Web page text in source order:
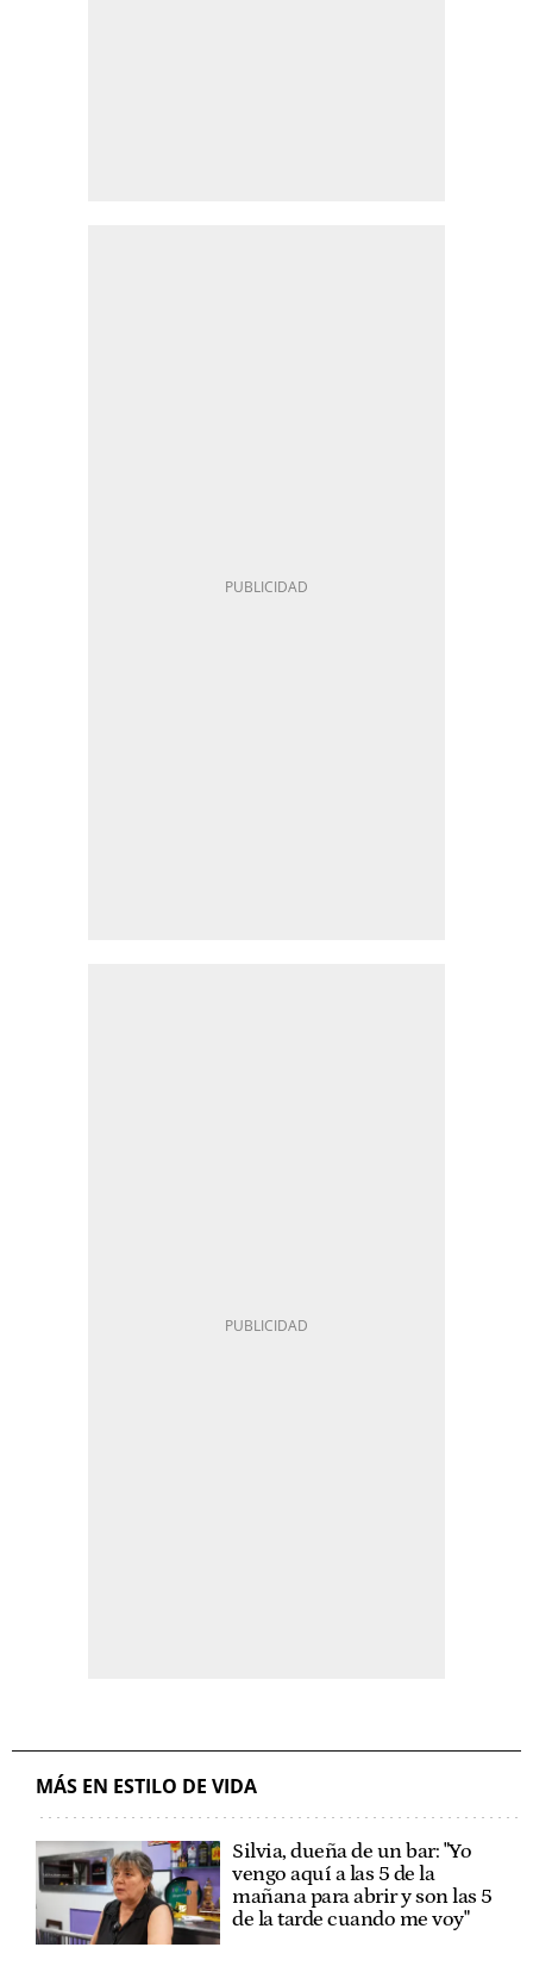
MÁS EN ESTILO DE VIDA
Silvia, dueña de un bar: "Yo
vengo aquí a las 5 de la
mañana para abrir y son las 5
de la tarde cuando me voy"